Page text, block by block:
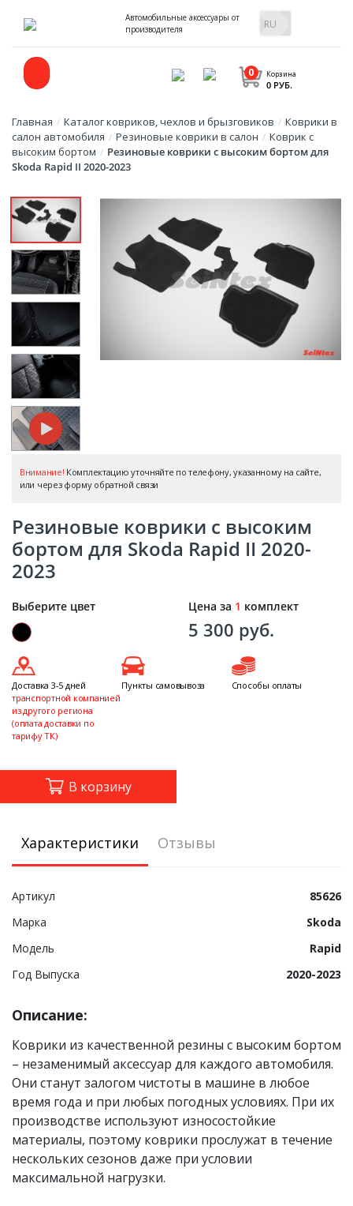
Автомобильные аксессуары от
производителя
Корзина
0
0 РУБ.
Главная / Каталог ковриков, чехлов и брызговиков / Коврики в
салон автомобиля / Резиновые коврики в салон / Коврик с
высоким бортом / Резиновые коврики с высоким бортом для
Skoda Rapid II 2020-2023
Внимание! Комплектацию уточняйте по телефону, указанному на сайте,
или через форму обратной связи
Резиновые коврики с высоким
бортом для Skoda Rapid II 2020-
2023
Выберите цвет Цена за 1 комплект
5 300 руб.
В корзину
Доставка 3-5 дней
транспортной компанией
из другого региона
(оплата доставки по
тарифу ТК)
Пункты самовывоза Способы оплаты
Характеристики Отзывы
Артикул
85626
Марка
Skoda
Модель
Rapid
Год Выпуска
2020-2023
Описание:
Коврики из качественной резины с высоким бортом
– незаменимый аксессуар для каждого автомобиля.
Они станут залогом чистоты в машине в любое
время года и при любых погодных условиях. При их
производстве используют износостойкие
материалы, поэтому коврики прослужат в течение
нескольких сезонов даже при условии
максимальной нагрузки.